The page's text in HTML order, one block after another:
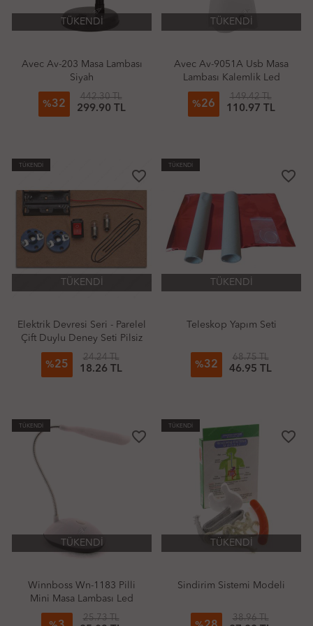
TÜKENDİ
Avec Av-203 Masa Lambası
Siyah
%32
442.30 TL
299.90 TL
TÜKENDİ
Avec Av-9051A Usb Masa
Lambası Kalemlik Led
%26
149.42 TL
110.97 TL
TÜKENDİ
favorite_border
TÜKENDİ
Elektrik Devresi Seri - Parelel
Çift Duylu Deney Seti Pilsiz
%25
24.24 TL
18.26 TL
TÜKENDİ
favorite_border
TÜKENDİ
Teleskop Yapım Seti
%32
68.75 TL
46.95 TL
TÜKENDİ
favorite_border
TÜKENDİ
Winnboss Wn-1183 Pilli
Mini Masa Lambası Led
25.73 TL
TÜKENDİ
favorite_border
TÜKENDİ
Sindirim Sistemi Modeli
38.96 TL